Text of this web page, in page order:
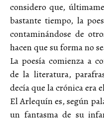
considero que,
bastante tiempo, la
contaminándose de
hacen que su forma no
La poesía comienza a
de la literatura,
decía que la crónica era
El Arlequín es, según
un fantasma de su